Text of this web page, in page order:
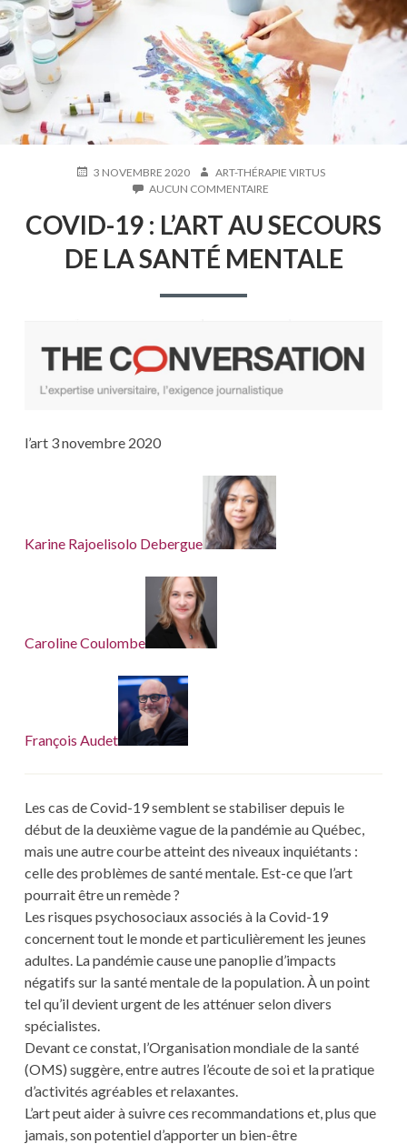
PUBLIÉ3 NOVEMBRE 2020 AUTEUR
ART-THÉRAPIE VIRTUS
AUCUN COMMENTAIRE
19
:
L’ART
AU
MENTALE
COVID-19 : L’ART AU SECOURS
DE LA SANTÉ MENTALE
l’art 3 novembre 2020
Karine Rajoelisolo Debergue
Caroline Coulombe
François Audet
Les cas de Covid-19 semblent se stabiliser depuis le
début de la deuxième vague de la pandémie au Québec,
mais une autre courbe atteint des niveaux inquiétants :
celle des problèmes de santé mentale. Est-ce que l’art
pourrait être un remède ?
Les risques psychosociaux associés à la Covid-19
concernent tout le monde et particulièrement les jeunes
adultes. La pandémie cause une panoplie d’impacts
négatifs sur la santé mentale de la population. À un point
tel qu’il devient urgent de les atténuer selon divers
spécialistes.
Devant ce constat, l’Organisation mondiale de la santé
(OMS) suggère, entre autres l’écoute de soi et la pratique
d’activités agréables et relaxantes.
L’art peut aider à suivre ces recommandations et, plus que
jamais, son potentiel d’apporter un bien-être